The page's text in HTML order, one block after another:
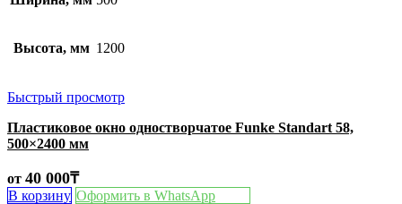
Высота, мм 1200
Быстрый просмотр
Пластиковое окно одностворчатое Funke Standart 58,
500×2400 мм
от 40 000₸
В корзину Оформить в WhatsApp